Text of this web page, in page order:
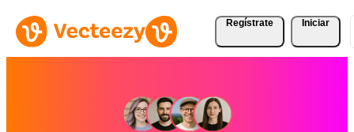
Regístrate Iniciar